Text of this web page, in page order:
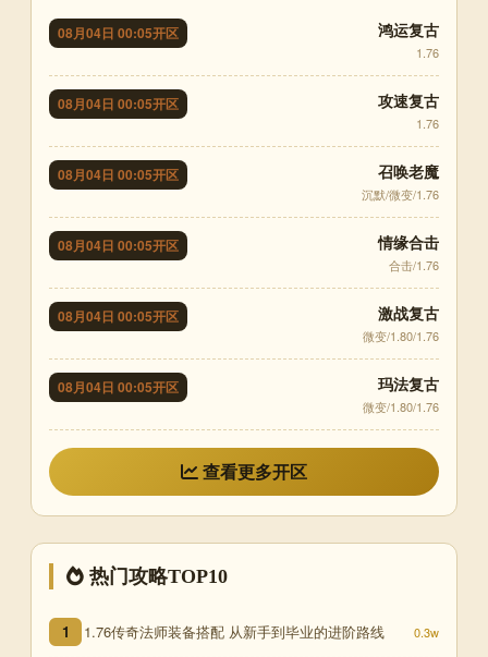
08月04日 00:05开区 鸿运复古
1.76
08月04日 00:05开区 攻速复古
1.76
08月04日 00:05开区 召唤老魔
沉默/微变/1.76
08月04日 00:05开区 情缘合击
合击/1.76
08月04日 00:05开区 激战复古
微变/1.80/1.76
08月04日 00:05开区 玛法复古
微变/1.80/1.76
查看更多开区
热门攻略TOP10
1 1.76传奇法师装备搭配 从新手到毕业的进阶路线 0.3w